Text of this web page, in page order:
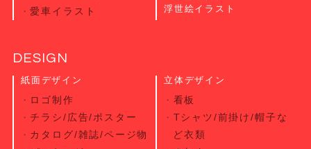
愛車イラスト
浮世絵イラスト
DESIGN
紙面デザイン
ロゴ制作
チラシ/広告/ポスター
カタログ/雑誌/ページ物
立体デザイン
看板
Tシャツ/前掛け/帽子な
ど衣類